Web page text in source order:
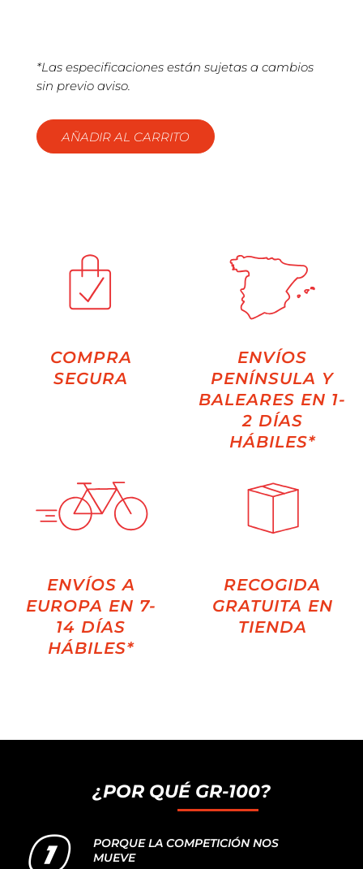
*Las especificaciones están sujetas a cambios
sin previo aviso.
AÑADIR AL CARRITO
COMPRA
SEGURA
ENVÍOS
PENÍNSULA Y
BALEARES EN 1-
2 DÍAS
HÁBILES*
ENVÍOS A
EUROPA EN 7-
14 DÍAS
HÁBILES*
RECOGIDA
GRATUITA EN
TIENDA
¿POR QUÉ GR-100?
PORQUE LA COMPETICIÓN NOS
MUEVE